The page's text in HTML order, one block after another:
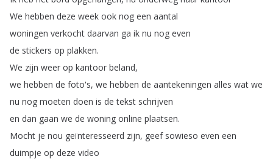
We hebben deze week ook nog een aantal
woningen verkocht daarvan ga ik nu nog even
de stickers op plakken.
We zijn weer op kantoor beland,
we hebben de foto's, we hebben de aantekeningen alles wat we
nu nog moeten doen is de tekst schrijven
en dan gaan we de woning online plaatsen.
Mocht je nou geïnteresseerd zijn, geef sowieso even een
duimpje op deze video